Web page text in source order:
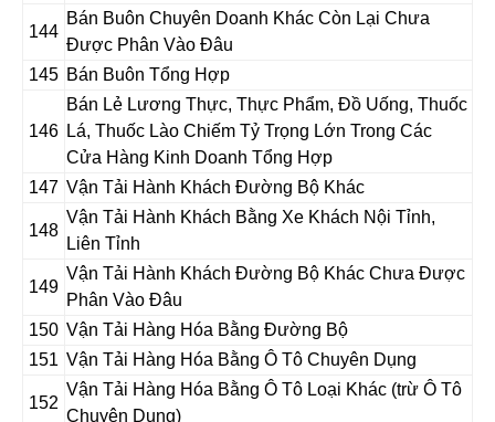
144
Bán Buôn Chuyên Doanh Khác Còn Lại Chưa
Được Phân Vào Đâu
145 Bán Buôn Tổng Hợp
146
Bán Lẻ Lương Thực, Thực Phẩm, Đồ Uống, Thuốc
Lá, Thuốc Lào Chiếm Tỷ Trọng Lớn Trong Các
Cửa Hàng Kinh Doanh Tổng Hợp
147 Vận Tải Hành Khách Đường Bộ Khác
148
Vận Tải Hành Khách Bằng Xe Khách Nội Tỉnh,
Liên Tỉnh
149
Vận Tải Hành Khách Đường Bộ Khác Chưa Được
Phân Vào Đâu
150 Vận Tải Hàng Hóa Bằng Đường Bộ
151 Vận Tải Hàng Hóa Bằng Ô Tô Chuyên Dụng
152
Vận Tải Hàng Hóa Bằng Ô Tô Loại Khác (trừ Ô Tô
Chuyên Dụng)